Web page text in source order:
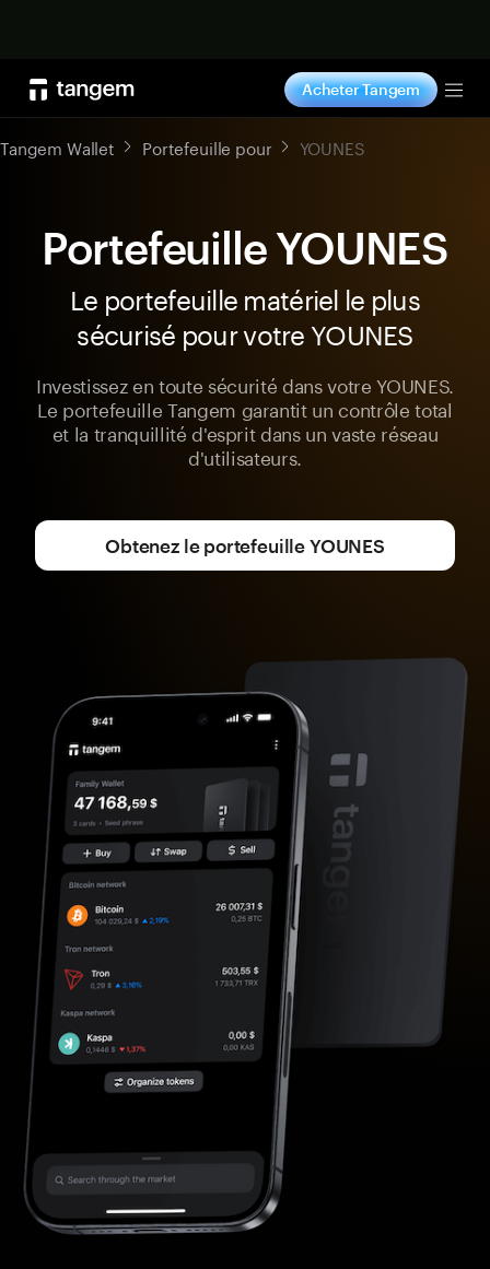
Acheter Tangem
Tangem Wallet Portefeuille pour YOUNES
Portefeuille YOUNES
Le portefeuille matériel le plus
sécurisé pour votre YOUNES
Investissez en toute sécurité dans votre YOUNES.
Le portefeuille Tangem garantit un contrôle total
et la tranquillité d'esprit dans un vaste réseau
d'utilisateurs.
Obtenez le portefeuille YOUNES